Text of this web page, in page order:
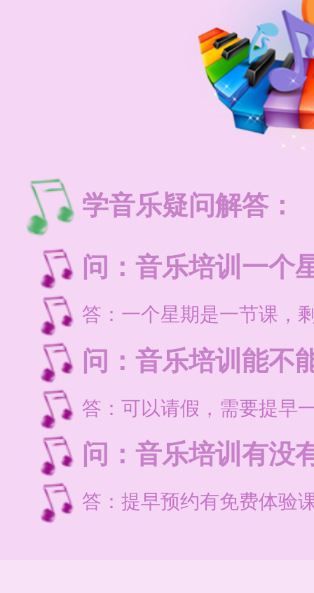
学音乐疑问解答：
问：音乐培训一个
答：一个星期是一节课，
问：音乐培训能不
答：可以请假，需要提早
问：音乐培训有没
答：提早预约有免费体验